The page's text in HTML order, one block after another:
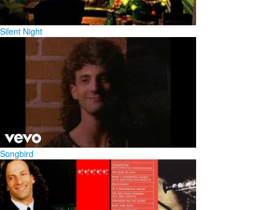
Silent Night
Songbird